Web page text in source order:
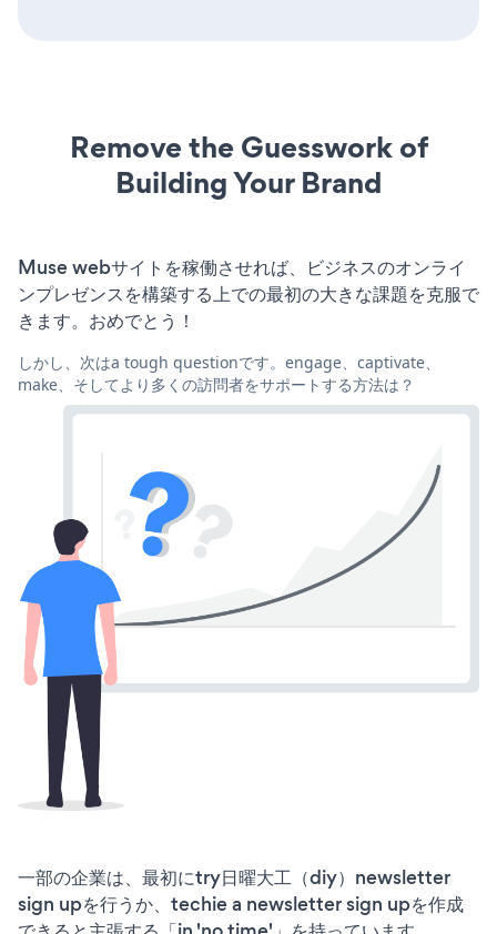
Remove the Guesswork of
Building Your Brand
Muse webサイトを稼働させれば、ビジネスのオンライ
ンプレゼンスを構築する上での最初の大きな課題を克服で
きます。おめでとう！
しかし、次はa tough questionです。engage、captivate、
make、そしてより多くの訪問者をサポートする方法は？
一部の企業は、最初にtry日曜大工（diy）newsletter
sign upを行うか、techie a newsletter sign upを作成